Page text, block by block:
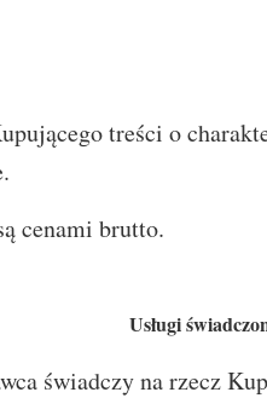
treści o
cenami brutto.
Usługi
świadczy na rzecz